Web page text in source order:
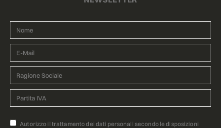
Autorizzo il trattamento dei dati personali secondo le disposizioni